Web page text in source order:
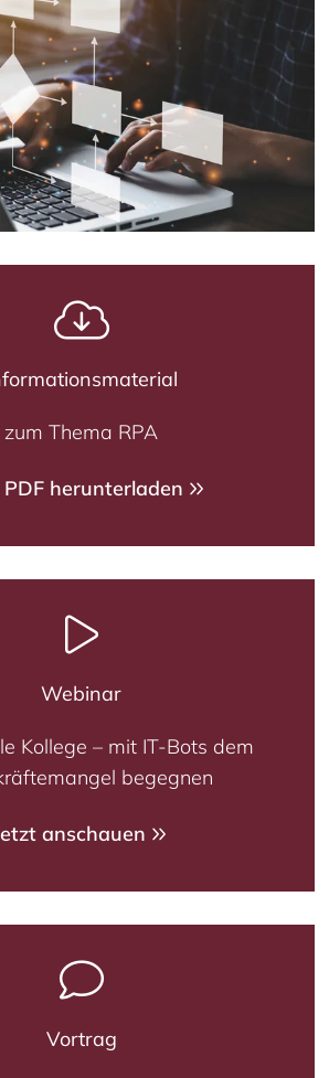
zum Thema RPA
herunterladen
Webinar
Kollege – mit IT-Bots dem
begegnen
anschauen
Vortrag